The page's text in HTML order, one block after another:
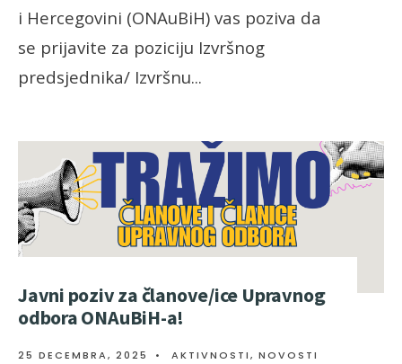
i Hercegovini (ONAuBiH) vas poziva da
se prijavite za poziciju Izvršnog
predsjednika/ Izvršnu...
Javni poziv za članove/ice Upravnog
odbora ONAuBiH-a!
25 DECEMBRA, 2025 • AKTIVNOSTI, NOVOSTI